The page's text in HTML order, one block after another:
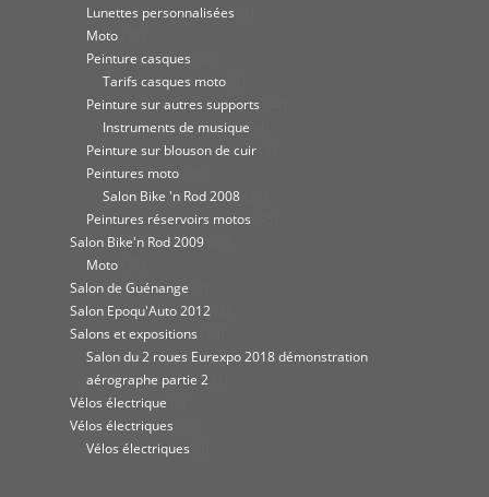
Lunettes personnalisées
Moto
Peinture casques
Tarifs casques moto
Peinture sur autres supports
Instruments de musique
Peinture sur blouson de cuir
Peintures moto
Salon Bike 'n Rod 2008
Peintures réservoirs motos
Salon Bike'n Rod 2009
Moto
Salon de Guénange
Salon Epoqu'Auto 2012
Salons et expositions
Salon du 2 roues Eurexpo 2018 démonstration
aérographe partie 2
Vélos électrique
Vélos électriques
Vélos électriques